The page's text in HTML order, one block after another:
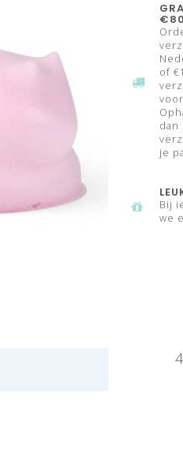
of
dan
je
Bij
we